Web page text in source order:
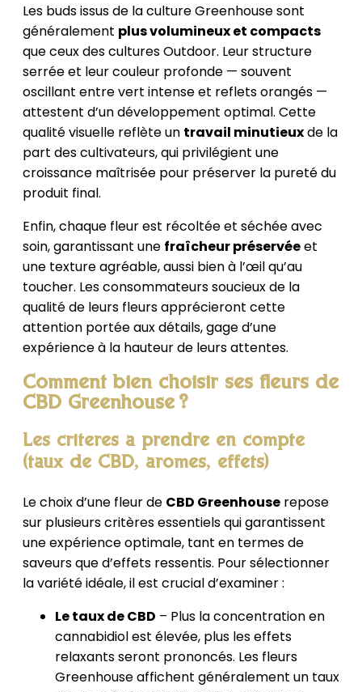
Les buds issus de la culture Greenhouse sont
généralement plus volumineux et compacts
que ceux des cultures Outdoor. Leur structure
serrée et leur couleur profonde — souvent
oscillant entre vert intense et reflets orangés —
attestent d’un développement optimal. Cette
qualité visuelle reflète un travail minutieuxde la
part des cultivateurs, qui privilégient une
croissance maîtrisée pour préserver la pureté du
produit final.
Enfin, chaque fleur est récoltée et séchée avec
soin, garantissant une fraîcheur préservéeet
une texture agréable, aussi bien à l’œil qu’au
toucher. Les consommateurs soucieux de la
qualité de leurs fleurs apprécieront cette
attention portée aux détails, gage d’une
expérience à la hauteur de leurs attentes.
Comment bien choisir ses fleurs de
CBD Greenhouse ?
Les critères à prendre en compte
(taux de CBD, arômes, effets)
Le choix d’une fleur de CBD Greenhouse repose
sur plusieurs critères essentiels qui garantissent
une expérience optimale, tant en termes de
saveurs que d’effets ressentis. Pour sélectionner
la variété idéale, il est crucial d’examiner :
Le taux de CBD – Plus la concentration en
cannabidiol est élevée, plus les effets
relaxants seront prononcés. Les fleurs
Greenhouse affichent généralement un taux